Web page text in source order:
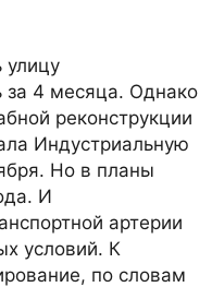
улицу
за 4 месяца. Однако
реконструкции
Индустриальную
Но в планы
И
артерии
условий. К
по словам